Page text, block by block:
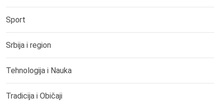
Sport
Srbija i region
Tehnologija i Nauka
Tradicija i Običaji